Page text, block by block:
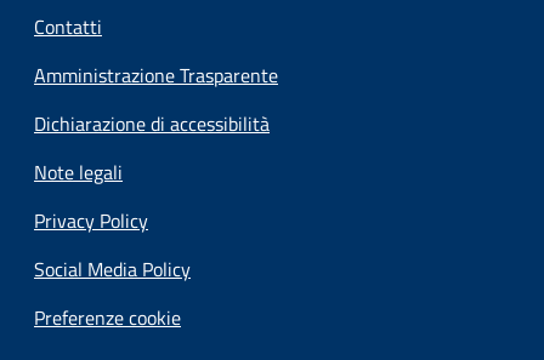
Contatti
Amministrazione Trasparente
Dichiarazione di accessibilità
Note legali
Privacy Policy
Social Media Policy
Preferenze cookie